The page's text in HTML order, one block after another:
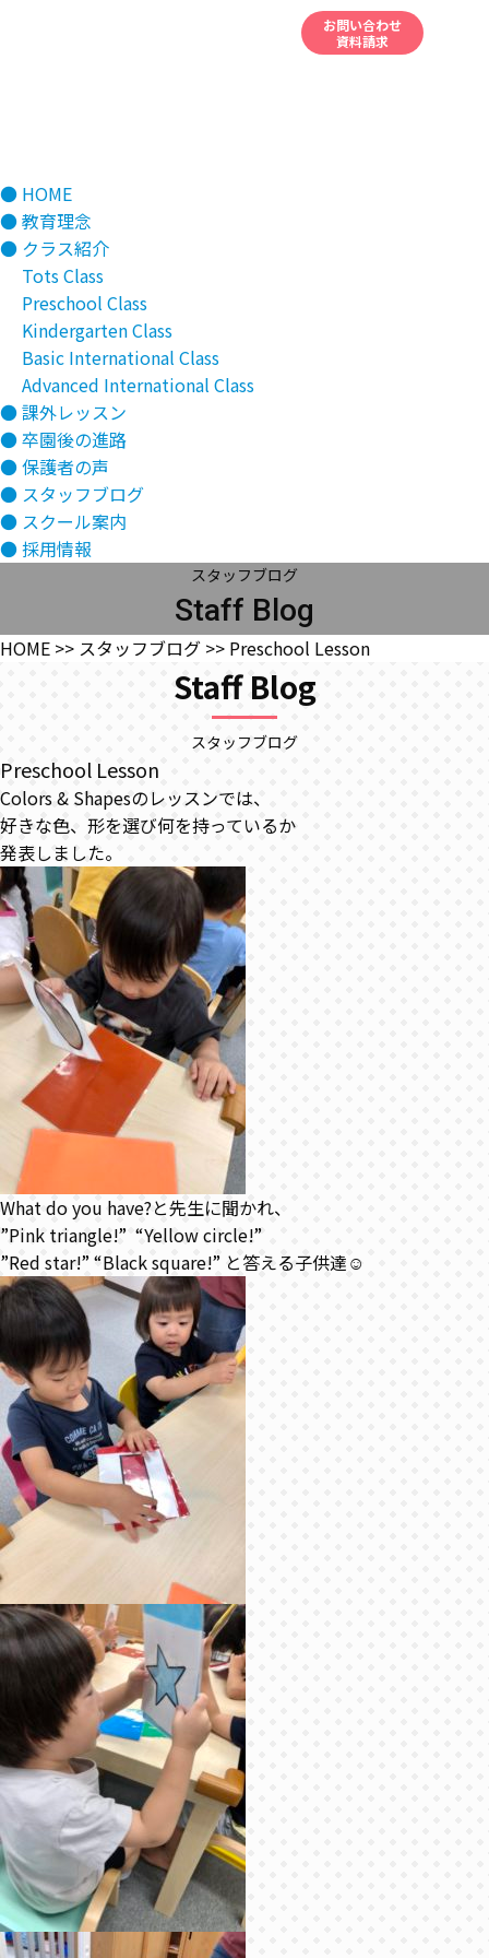
● HOME
● 教育理念
● クラス紹介
Tots Class
Preschool Class
Kindergarten Class
Basic International Class
Advanced International Class
● 課外レッスン
● 卒園後の進路
● 保護者の声
● スタッフブログ
● スクール案内
● 採用情報
お問い合わせ
資料請求
スタッフブログ
Staff Blog
HOME >> スタッフブログ >> Preschool Lesson
Staff Blog
スタッフブログ
Preschool Lesson
Colors & Shapesのレッスンでは、
好きな色、形を選び何を持っているか
発表しました。
What do you have?と先生に聞かれ、
”Pink triangle!” “Yellow circle!”
”Red star!” “Black square!” と答える子供達☺